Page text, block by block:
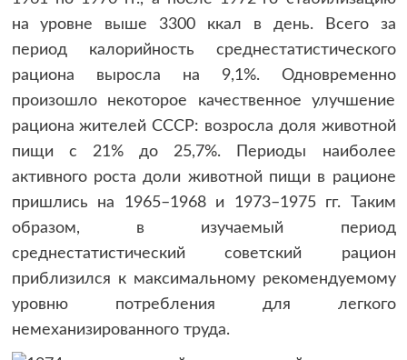
на уровне выше 3300 ккал в день. Всего за
период калорийность среднестатистического
рациона выросла на 9,1%. Одновременно
произошло некоторое качественное улучшение
рациона жителей СССР: возросла доля животной
пищи с 21% до 25,7%. Периоды наиболее
активного роста доли животной пищи в рационе
пришлись на 1965–1968 и 1973–1975 гг. Таким
образом, в изучаемый период
среднестатистический советский рацион
приблизился к максимальному рекомендуемому
уровню потребления для легкого
немеханизированного труда.